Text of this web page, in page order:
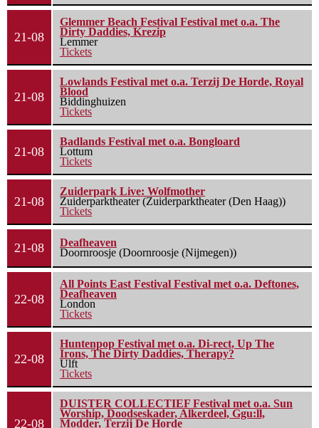
21-08
Glemmer Beach Festival Festival met o.a. The
Dirty Daddies, Krezip
Lemmer
Tickets
21-08
Lowlands Festival met o.a. Terzij De Horde, Royal
Blood
Biddinghuizen
Tickets
21-08
Badlands Festival met o.a. Bongloard
Lottum
Tickets
21-08
Zuiderpark Live: Wolfmother
Zuiderparktheater (Zuiderparktheater (Den Haag))
Tickets
21-08
Deafheaven
Doornroosje (Doornroosje (Nijmegen))
22-08
All Points East Festival Festival met o.a. Deftones,
Deafheaven
London
Tickets
22-08
Huntenpop Festival met o.a. Di-rect, Up The
Irons, The Dirty Daddies, Therapy?
Ulft
Tickets
22-08
DUISTER COLLECTIEF Festival met o.a. Sun
Worship, Doodseskader, Alkerdeel, Ggu:ll,
Modder, Terzij De Horde